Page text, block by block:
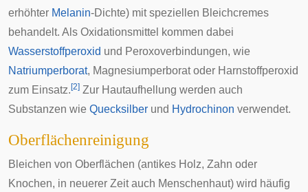
erhöhter Melanin-Dichte) mit speziellen Bleichcremes
behandelt. Als Oxidationsmittel kommen dabei
Wasserstoffperoxid und Peroxoverbindungen, wie
Natriumperborat, Magnesiumperborat oder Harnstoffperoxid
zum Einsatz. [2] Zur Hautaufhellung werden auch
Substanzen wie Quecksilber und Hydrochinon verwendet.
Oberflächenreinigung
Bleichen von Oberflächen (antikes Holz, Zahn oder
Knochen, in neuerer Zeit auch Menschenhaut) wird häufig